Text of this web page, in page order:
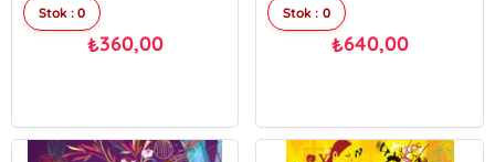
Stok : 0
₺360,00
Stok : 0
₺640,00